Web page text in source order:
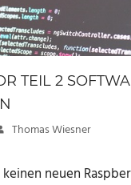
TEIL 2
Thomas Wiesner
neuen